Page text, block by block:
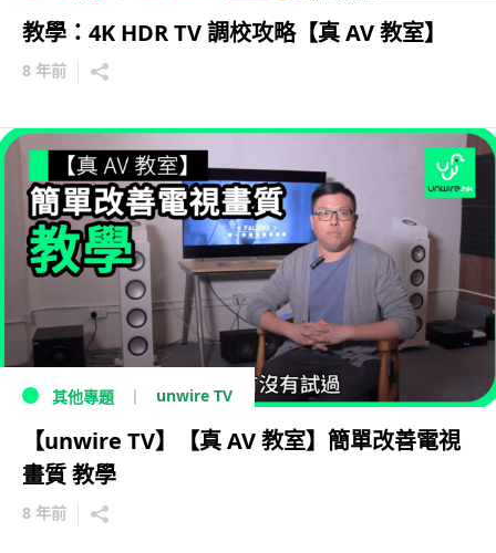
教學：4K HDR TV 調校攻略【真 AV 教室】
8 年前
其他專題 unwire TV
【unwire TV】【真 AV 教室】簡單改善電視
畫質 教學
8 年前